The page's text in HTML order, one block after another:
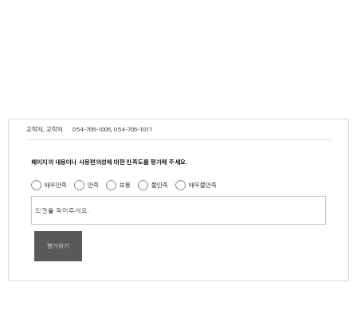
교학처, 교학처 054-706-1006, 054-706-1011
페이지의 내용이나 사용편의성에 대한 만족도를 평가해 주세요.
매우만족 만족 보통 불만족 매우불만족
평가하기